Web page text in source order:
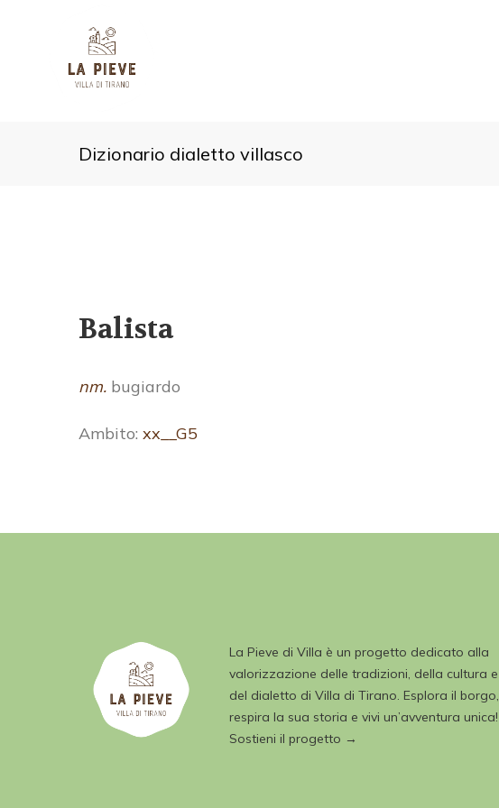
Dizionario dialetto villasco
Balista
nm. bugiardo
Ambito: xx__G5
La Pieve di Villa è un progetto dedicato alla
valorizzazione delle tradizioni, della cultura e
del dialetto di Villa di Tirano. Esplora il borgo,
respira la sua storia e vivi un’avventura unica!
Sostieni il progetto →